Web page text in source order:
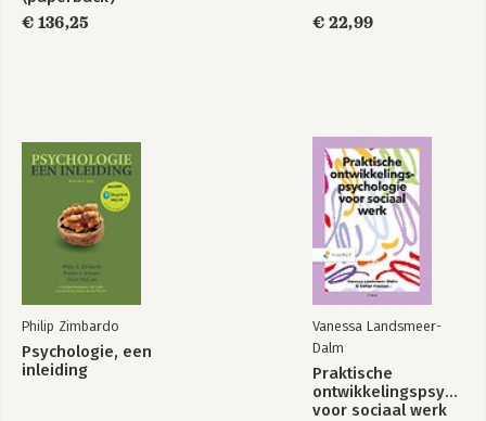
€ 136,25
€ 22,99
Philip Zimbardo
Psychologie, een
inleiding
Vanessa Landsmeer-
Dalm
Praktische
voor sociaal werk